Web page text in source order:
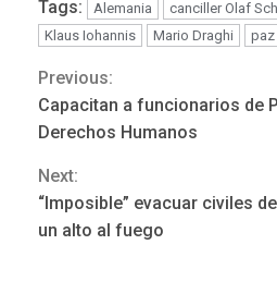
Tags: Alemania canciller Olaf
Klaus Iohannis
Mario Draghi
Continue
Reading
Previous:
Capacitan a funcionarios de
Derechos Humanos
Next:
“Imposible” evacuar civiles
un alto al fuego
3
Funsone